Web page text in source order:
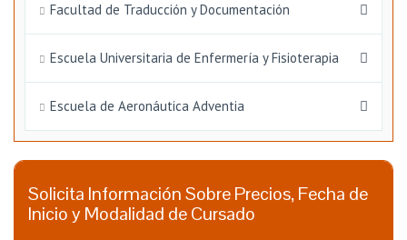
Facultad de Traducción y Documentación
Escuela Universitaria de Enfermería y Fisioterapia
Escuela de Aeronáutica Adventia
Solicita Información Sobre Precios, Fecha de
Inicio y Modalidad de Cursado